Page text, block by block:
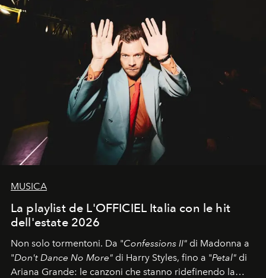
MUSICA
La playlist de L'OFFICIEL Italia con le hit
dell'estate 2026
Non solo tormentoni. Da "Confessions II" di Madonna a
"Don't Dance No More" di Harry Styles, fino a "Petal" di
Ariana Grande: le canzoni che stanno ridefinendo la